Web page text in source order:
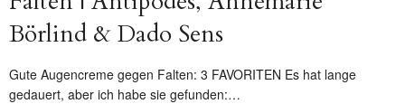
Börlind & Dado Sens
Gute Augencreme gegen Falten: 3 FAVORITEN Es hat lange
gedauert, aber ich habe sie gefunden:…